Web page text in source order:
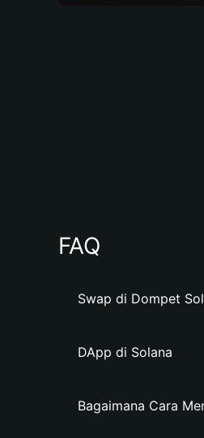
FAQ
Swap di Dompet
DApp di Solana
Bagaimana Cara